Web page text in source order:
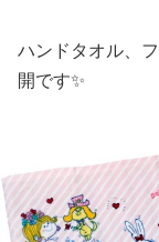
ハンドタオル、
開です✨